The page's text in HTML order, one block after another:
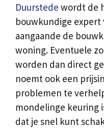
Duurstede wordt de
bouwkundige
aangaande de
woning. Eventuele
worden dan direct
noemt ook een
problemen te
mondelinge keuring
dat je snel kunt